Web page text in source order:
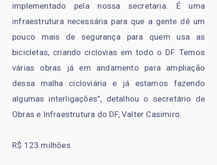
implementado pela nossa secretaria. É uma
infraestrutura necessária para que a gente dê um
pouco mais de segurança para quem usa as
bicicletas, criando ciclovias em todo o DF. Temos
várias obras já em andamento para ampliação
dessa malha cicloviária e já estamos fazendo
algumas interligações”, detalhou o secretário de
Obras e Infraestrutura do DF, Valter Casimiro.
R$ 123 milhões